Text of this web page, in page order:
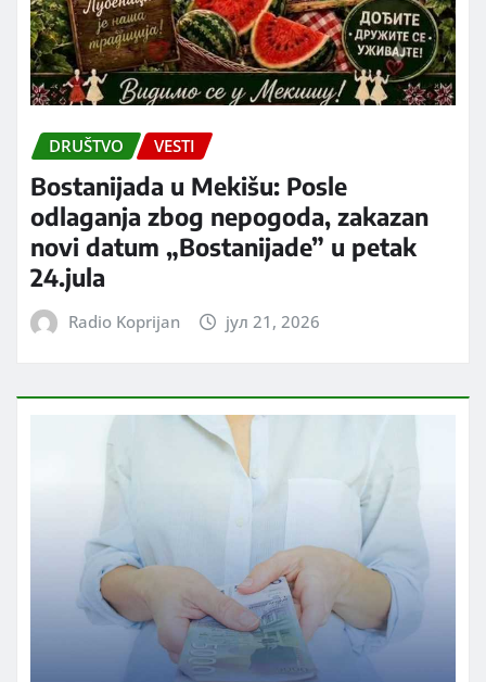
DRUŠTVO VESTI
Bostanijada u Mekišu: Posle
odlaganja zbog nepogoda, zakazan
novi datum „Bostanijade” u petak
24.jula
Radio Koprijan јул 21, 2026